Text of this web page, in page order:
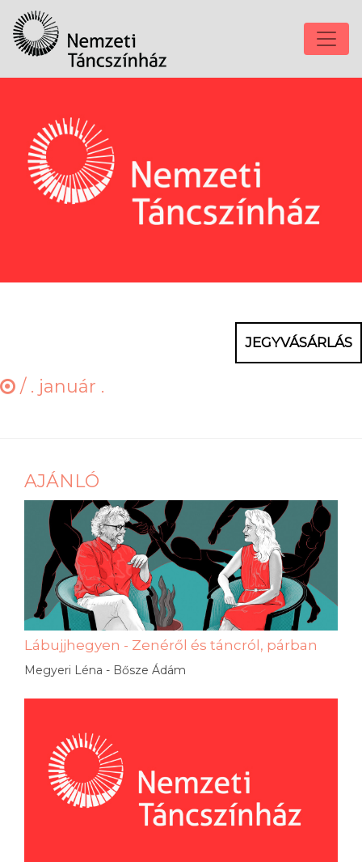
JEGYVÁSÁRLÁS
/ . január .
AJÁNLÓ
Lábujjhegyen - Zenéről és táncról, párban
Megyeri Léna - Bősze Ádám